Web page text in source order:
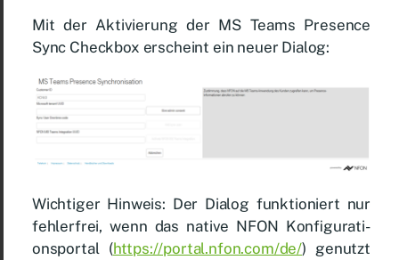
Mit der Ak­ti­vie­rung der MS Teams Pre­sence
Sync Check­box er­scheint ein neu­er Dia­log:
Wich­ti­ger Hin­weis: Der Dia­log funk­tio­niert nur
feh­ler­frei, wenn das na­ti­ve NFON Kon­fi­gu­ra­ti­
ons­por­tal (https://​por​tal​.nfon​.com/​de/) ge­nutzt